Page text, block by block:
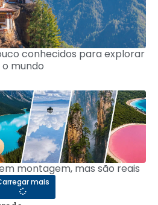
conhecidos para explorar
o mundo
montagem, mas são reais
mais